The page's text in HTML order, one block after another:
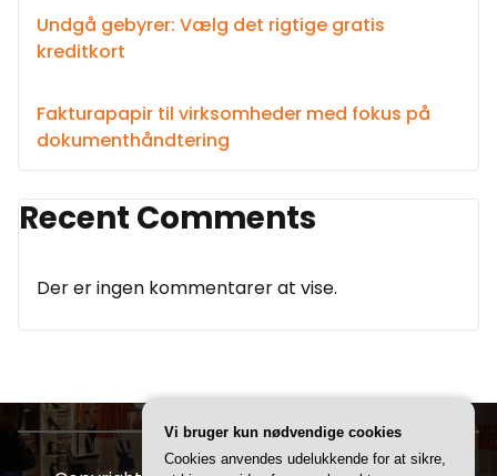
Undgå gebyrer: Vælg det rigtige gratis
kreditkort
Fakturapapir til virksomheder med fokus på
dokumenthåndtering
Recent Comments
Der er ingen kommentarer at vise.
Vi bruger kun nødvendige cookies
Cookies anvendes udelukkende for at sikre,